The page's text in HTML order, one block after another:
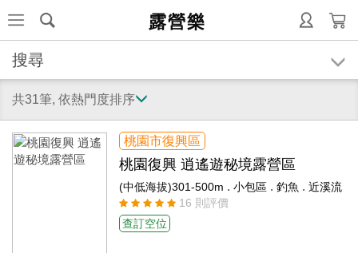
露營樂
搜尋
共31筆, 依熱門度排序
桃園市復興區
桃園復興 逍遙遊秘境露營區
(中低海拔)301-500m .小包區 .釣魚 .近溪流
16 則評價
查訂空位